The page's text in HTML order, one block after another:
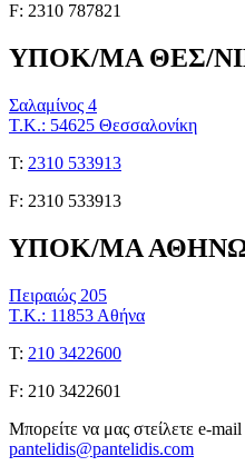
F: 2310 787821
ΥΠΟΚ/ΜΑ ΘΕΣ/
Σαλαμίνος 4
Τ.Κ.: 54625 Θεσσαλονίκη
Τ: 2310 533913
F: 2310 533913
ΥΠΟΚ/ΜΑ
Πειραιώς 205
Τ.Κ.: 11853 Αθήνα
Τ: 210 3422600
F: 210 3422601
Μπορείτε να μας στείλετε e-
pantelidis@pantelidis.com